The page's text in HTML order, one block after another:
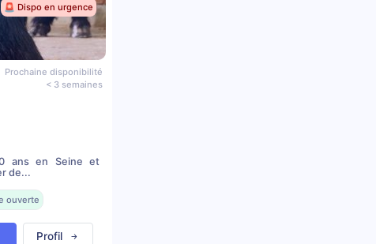
🚨 Dispo en urgence
Prochaine disponibilité
< 3 semaines
ans en Seine et
de...
ouverte
Profil